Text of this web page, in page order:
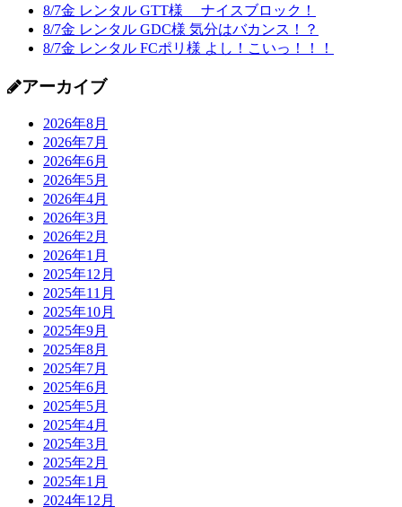
8/7金 レンタル GTT様 ナイスブロック！
8/7金 レンタル GDC様 気分はバカンス！？
8/7金 レンタル FCポリ様 よし！こいっ！！！
アーカイブ
2026年8月
2026年7月
2026年6月
2026年5月
2026年4月
2026年3月
2026年2月
2026年1月
2025年12月
2025年11月
2025年10月
2025年9月
2025年8月
2025年7月
2025年6月
2025年5月
2025年4月
2025年3月
2025年2月
2025年1月
2024年12月